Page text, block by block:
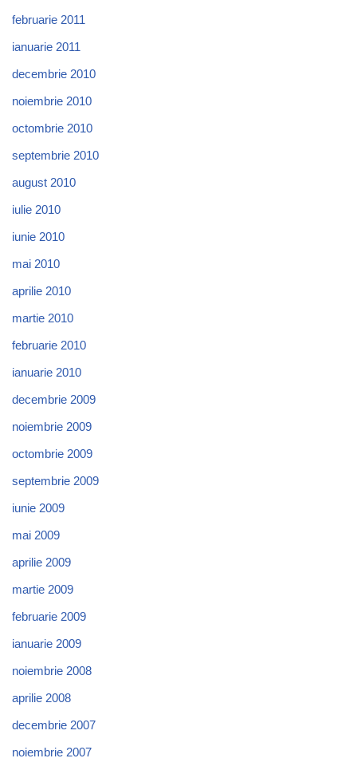
februarie 2011
ianuarie 2011
decembrie 2010
noiembrie 2010
octombrie 2010
septembrie 2010
august 2010
iulie 2010
iunie 2010
mai 2010
aprilie 2010
martie 2010
februarie 2010
ianuarie 2010
decembrie 2009
noiembrie 2009
octombrie 2009
septembrie 2009
iunie 2009
mai 2009
aprilie 2009
martie 2009
februarie 2009
ianuarie 2009
noiembrie 2008
aprilie 2008
decembrie 2007
noiembrie 2007